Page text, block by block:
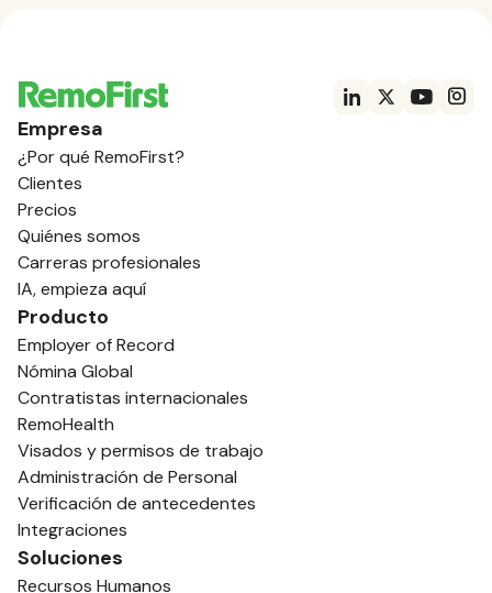
Empresa
¿Por qué RemoFirst?
Clientes
Precios
Quiénes somos
Carreras profesionales
IA, empieza aquí
Producto
Employer of Record
Nómina Global
Contratistas internacionales
RemoHealth
Visados y permisos de trabajo
Administración de Personal
Verificación de antecedentes
Integraciones
Soluciones
Recursos Humanos